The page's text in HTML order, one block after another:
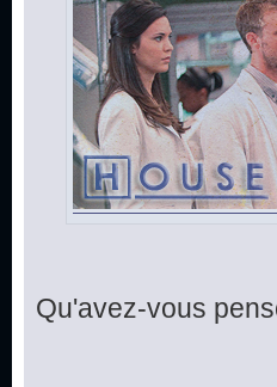
Qu'avez-vous